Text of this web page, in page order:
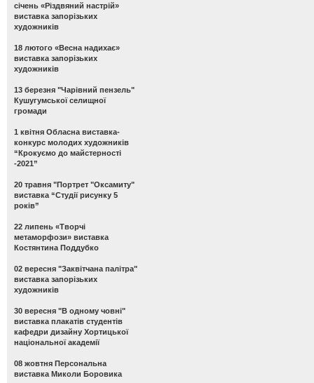
січень «Різдвяний настрій»
виставка запорізьких
художників
18 лютого «Весна надихає»
виставка запорізьких
художників
13 березня "Чарівний пензель"
Кушугумської селищної
громади
1 квітня Обласна виставка-
конкурс молодих художників
“Крокуємо до майстерності
-2021”
20 травня "Портрет "Оксамиту"
виставка “Студії рисунку 5
років”
22 липень «Творчі
метаморфози» виставка
Костянтина Поддубко
02 вересня "Заквітчана палітра"
виставка запорізьких
художників
30 вересня "В одному човні"
виставка плакатів студентів
кафедри дизайну Хортицької
національної академії
08 жовтня Персональна
виставка Миколи Боровика